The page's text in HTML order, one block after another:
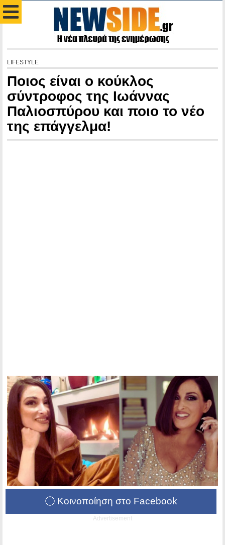
LIFESTYLE
Ποιος είναι ο κούκλος
σύντροφος της Ιωάννας
Παλιοσπύρου και ποιο το νέο
της επάγγελμα!
Κοινοποίηση στο Facebook
Advertisement